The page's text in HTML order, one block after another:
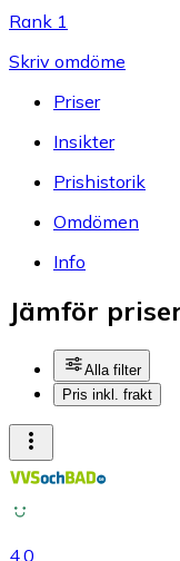
Rank 1
Skriv omdöme
Priser
Insikter
Prishistorik
Omdömen
Info
Jämför
Alla filter
Pris inkl. frakt
4.0